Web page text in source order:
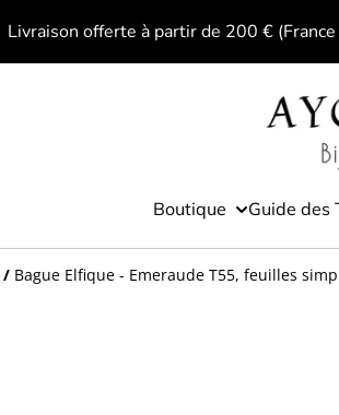
Livraison offerte à partir de 200 €
Boutique Guide des
/ Bague Elfique - Emeraude T55, feuilles